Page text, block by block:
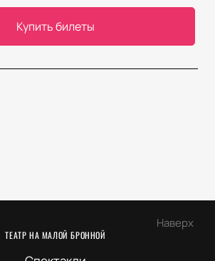
Купить билеты
Наверх
ТЕАТР НА МАЛОЙ БРОННОЙ